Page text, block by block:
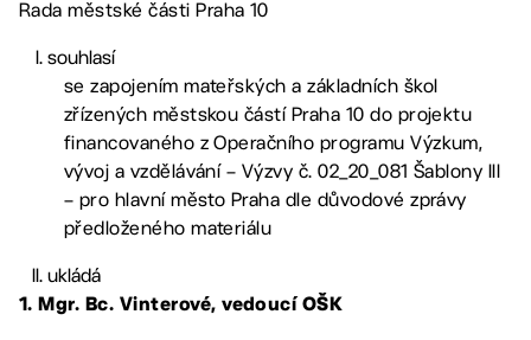
Rada městské části Praha 10
souhlasí
se zapojením mateřských a základních škol
zřízených městskou částí Praha 10 do projektu
financovaného z Operačního programu Výzkum,
vývoj a vzdělávání – Výzvy č. 02_20_081 Šablony III
– pro hlavní město Praha dle důvodové zprávy
předloženého materiálu
ukládá
1. Mgr. Bc. Vinterové, vedoucí OŠK